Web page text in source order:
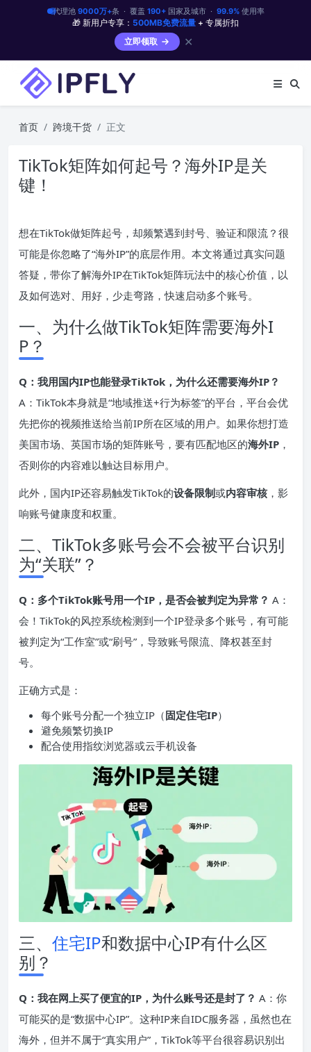
代理池 9000万+条 · 覆盖 190+国家及城市 · 99.9%使用率
🎁 新用户专享： 500MB免费流量 + 专属折扣
立即领取
✕
首页 跨境干货 正文
TikTok矩阵如何起号？海外IP是关
键！
想在TikTok做矩阵起号，却频繁遇到封号、验证和限流？很
可能是你忽略了“海外IP”的底层作用。本文将通过真实问题
答疑，带你了解海外IP在TikTok矩阵玩法中的核心价值，以
及如何选对、用好，少走弯路，快速启动多个账号。
一、为什么做TikTok矩阵需要海外I
P？
Q：我用国内IP也能登录TikTok，为什么还需要海外IP？
A：TikTok本身就是“地域推送+行为标签”的平台，平台会优
先把你的视频推送给当前IP所在区域的用户。如果你想打造
美国市场、英国市场的矩阵账号，要有匹配地区的海外IP ，
否则你的内容难以触达目标用户。
此外，国内IP还容易触发TikTok的设备限制或内容审核，影
响账号健康度和权重。
二、TikTok多账号会不会被平台识别
为“关联”？
Q：多个TikTok账号用一个IP ，是否会被判定为异常？ A：
会！TikTok的风控系统检测到一个IP登录多个账号，有可能
被判定为“工作室”或“刷号”，导致账号限流、降权甚至封
号。
正确方式是：
每个账号分配一个独立IP（固定住宅IP）
避免频繁切换IP
配合使用指纹浏览器或云手机设备
三、 住宅IP和数据中心IP有什么区
别？
Q：我在网上买了便宜的IP，为什么账号还是封了？ A：你
可能买的是“数据中心IP”。这种IP来自IDC服务器，虽然也在
海外，但并不属于“真实用户”，TikTok等平台很容易识别出